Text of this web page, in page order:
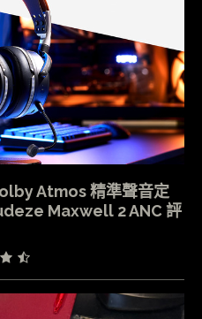
Atmos 精準聲音定
Maxwell 2 ANC 評